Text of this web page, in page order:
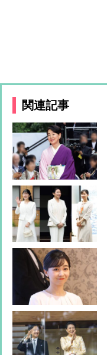
関連記事